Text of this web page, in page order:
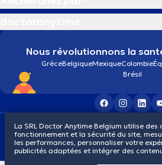
Nous révolutionnons la
GrèceBelgiqueMexiqueColombie
Brésil
Conditions généralesCookies
© 2026
La SRL Doctor Anytime Belgium utilise des
fonctionnement et la sécurité du site,
les performances, personnaliser votre
publicités adaptées et intégrer des